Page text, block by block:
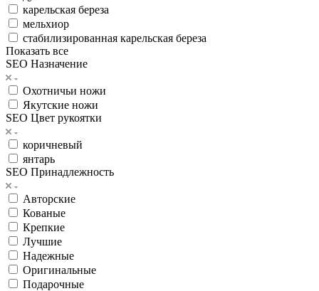
карельская береза
мельхиор
стабилизированная карельская береза
Показать все
SEO Назначение
Охотничьи ножи
Якутские ножи
SEO Цвет рукоятки
коричневый
янтарь
SEO Принадлежность
Авторские
Кованые
Крепкие
Лучшие
Надежные
Оригинальные
Подарочные